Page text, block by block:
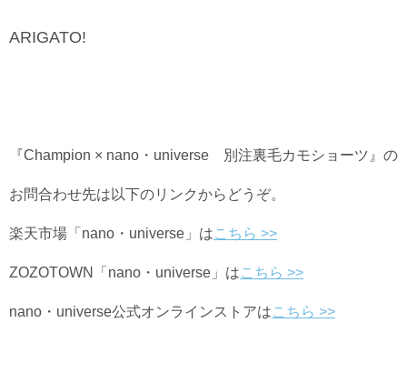
ARIGATO!
『Champion × nano・universe 別注裏毛カモショーツ』の
お問合わせ先は以下のリンクからどうぞ。
楽天市場「nano・universe」はこちら >>
ZOZOTOWN「nano・universe」はこちら >>
nano・universe公式オンラインストアはこちら >>